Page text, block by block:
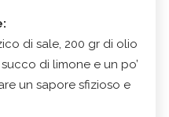
di sale, 200 gr di olio
di limone e un po’
un sapore sfizioso e